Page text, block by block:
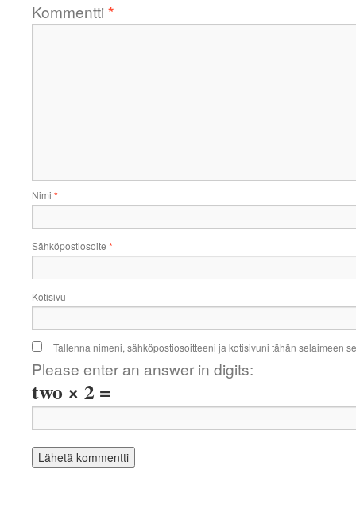
Kommentti *
Nimi *
Sähköpostiosoite *
Kotisivu
Tallenna nimeni, sähköpostiosoitteeni ja kotisivuni tähän selaimeen
Please enter an answer in digits:
two × 2 =